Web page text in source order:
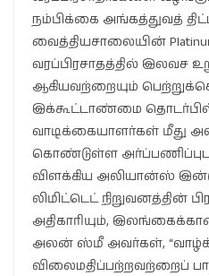
நம்பிக்கை அங்கத்துவத்
வைத்தியசாலையின் Platinum
வரப்பிரசாதத்தில் இலவச
ஆகியவற்றையும்
இக்கூட்டாண்மை தொடர்பில்
வாடிக்கையாளர்கள் மீது
கொண்டுள்ள
விளக்கிய அலியான்ஸ்
லிமிட்டெட் நிறுவனத்தின்
அதிகாரியும்,
அலன் ஸ்மீ அவர்கள்,
விலைமதிப்பற்றவற்றைப்